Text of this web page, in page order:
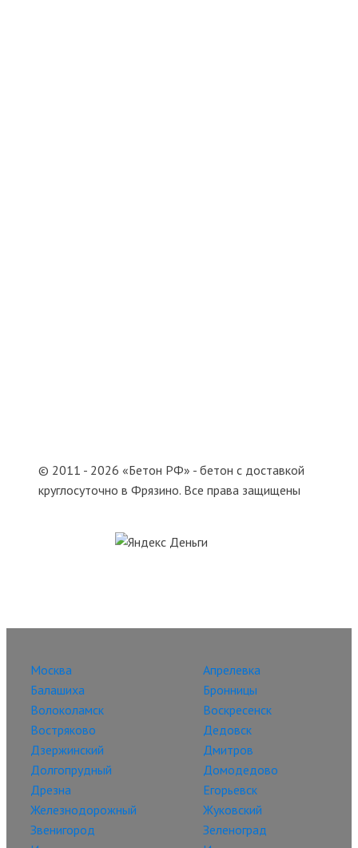
© 2011 - 2026 «Бетон РФ» - бетон с доставкой
круглосуточно в Фрязино. Все права защищены
Москва
Апрелевка
Балашиха
Бронницы
Волоколамск
Воскресенск
Востряково
Дедовск
Дзержинский
Дмитров
Долгопрудный
Домодедово
Дрезна
Егорьевск
Железнодорожный
Жуковский
Звенигород
Зеленоград